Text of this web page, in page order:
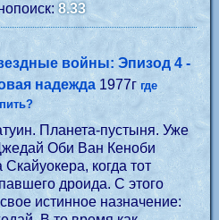
8.33
войны: Эпизод 4 -
надежда1977г где
Планета-пустыня. Уже
Оби Ван Кеноби
когда тот
дроида. С этого
истинное назначение: